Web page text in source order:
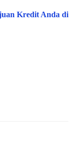
Kredit Anda di